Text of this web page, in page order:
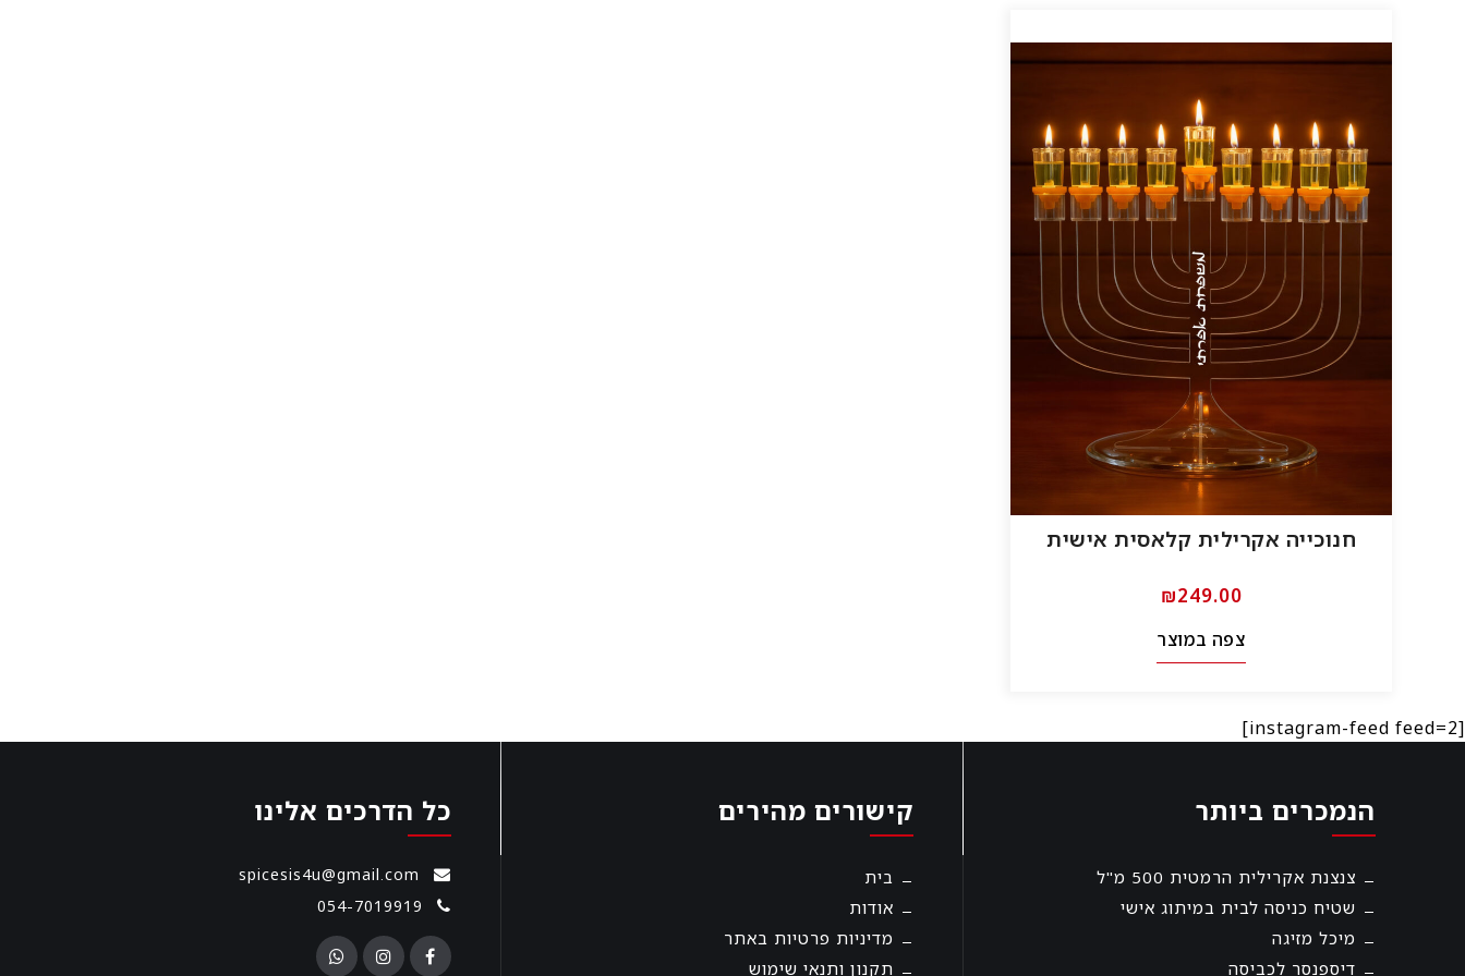
חנוכייה אקרילית קלאסית אישית
₪249.00
צפה במוצר
[instagram-feed feed=2]
הנמכרים ביותר
צנצנת אקרילית הרמטית 500 מ"ל
שטיח כניסה לבית במיתוג אישי
מיכל מזיגה
דיספנסר לכביסה
קישורים מהירים
בית
אודות
מדיניות פרטיות באתר
תקנון ותנאי שימוש
כל הדרכים אלינו
spicesis4u@gmail.com
054-7019919